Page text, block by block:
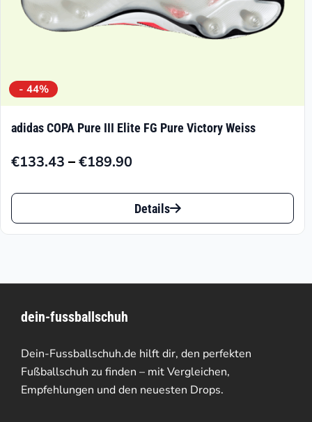
werden
- 44%
adidas COPA Pure III Elite FG Pure Victory Weiss
€133.43 –€189.90
Preisspanne:
€133.43
€189.90
Dieses
Produkt
auf.
Die
Optionen
können
Details
dein-fussballschuh
Dein-Fussballschuh.de hilft dir, den perfekten
Fußballschuh zu finden – mit Vergleichen,
Empfehlungen und den neuesten Drops.